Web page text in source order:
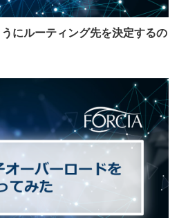
にルーティング先を決定するの